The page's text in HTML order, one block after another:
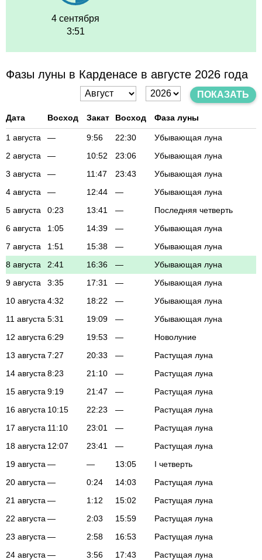
4 сентября
3:51
Фазы луны в Карденасе в августе 2026 года
ПОКАЗАТЬ
Дата Восход Закат Восход Фаза луны
1 августа — 9:56 22:30
Убывающая луна
2 августа
— 10:52 23:06
Убывающая луна
3 августа
— 11:47 23:43
Убывающая луна
4 августа
— 12:44 —
Убывающая луна
5 августа
0:23 13:41 —
Последняя четверть
6 августа
1:05 14:39 —
Убывающая луна
7 августа
1:51 15:38 —
Убывающая луна
8 августа
2:41 16:36 —
Убывающая луна
9 августа
3:35 17:31 —
Убывающая луна
10 августа 4:32 18:22 —
Убывающая луна
11 августа 5:31 19:09 —
Убывающая луна
12 августа 6:29 19:53 —
Новолуние
13 августа 7:27 20:33 —
Растущая луна
14 августа 8:23 21:10 —
Растущая луна
15 августа 9:19 21:47 —
Растущая луна
16 августа 10:15 22:23 —
Растущая луна
17 августа 11:10 23:01 —
Растущая луна
18 августа 12:07 23:41 —
Растущая луна
19 августа — — 13:05
I четверть
20 августа — 0:24 14:03
Растущая луна
21 августа — 1:12 15:02
Растущая луна
22 августа — 2:03 15:59
Растущая луна
23 августа — 2:58 16:53
Растущая луна
24 августа — 3:56 17:43 Растущая луна